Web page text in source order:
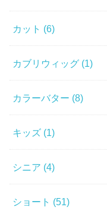
カット (6)
カブリウィッグ (1)
カラーバター (8)
キッズ (1)
シニア (4)
ショート (51)